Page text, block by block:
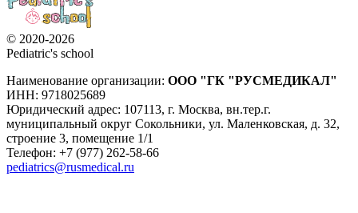
© 2020-2026
Pediatric's school
Наименование организации: ООО "ГК "РУСМЕДИКАЛ"
ИНН: 9718025689
Юридический адрес: 107113, г. Москва, вн.тер.г.
муниципальный округ Сокольники, ул. Маленковская, д. 32,
строение 3, помещение 1/1
Телефон: +7 (977) 262-58-66
pediatrics@rusmedical.ru